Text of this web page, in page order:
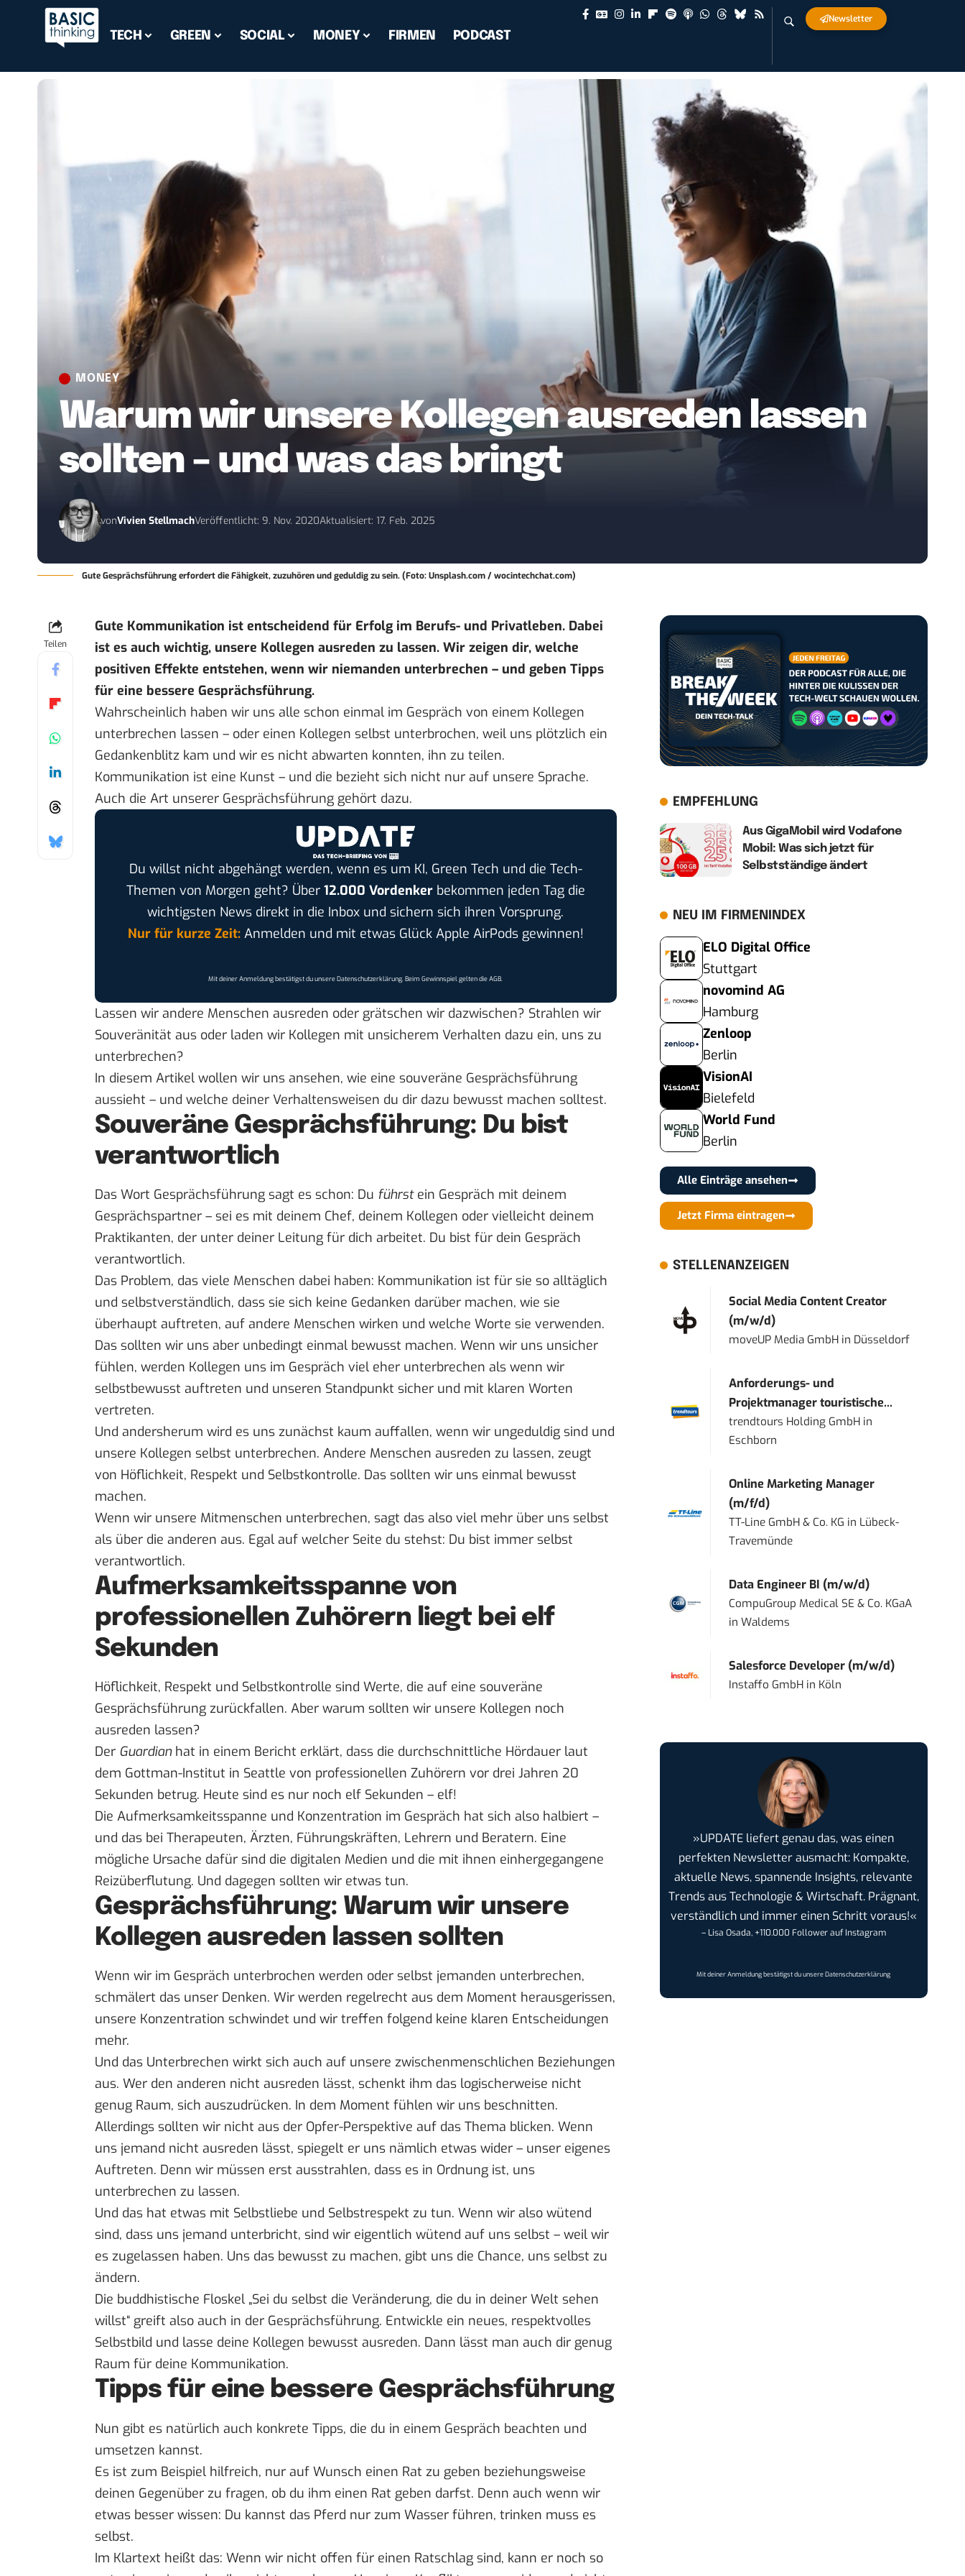
TECH GREEN SOCIAL MONEY FIRMEN PODCAST
Newsletter
MONEY
Warum wir unsere Kollegen ausreden lassen
sollten – und was das bringt
vonVivien StellmachVeröffentlicht: 9. Nov. 2020Aktualisiert: 17. Feb. 2025
Gute Gesprächsführung erfordert die Fähigkeit, zuzuhören und geduldig zu sein. (Foto: Unsplash.com / wocintechchat.com)
Teilen
Gute Kommunikation ist entscheidend für Erfolg im Berufs- und Privatleben. Dabei
ist es auch wichtig, unsere Kollegen ausreden zu lassen. Wir zeigen dir, welche
positiven Effekte entstehen, wenn wir niemanden unterbrechen – und geben Tipps
für eine bessere Gesprächsführung.
Wahrscheinlich haben wir uns alle schon einmal im Gespräch von einem Kollegen
unterbrechen lassen – oder einen Kollegen selbst unterbrochen, weil uns plötzlich ein
Gedankenblitz kam und wir es nicht abwarten konnten, ihn zu teilen.
Kommunikation ist eine Kunst – und die bezieht sich nicht nur auf unsere Sprache.
Auch die Art unserer Gesprächsführung gehört dazu.
Du willst nicht abgehängt werden, wenn es um KI, Green Tech und die Tech-
Themen von Morgen geht? Über 12.000 Vordenkerbekommen jeden Tag die
wichtigsten News direkt in die Inbox und sichern sich ihren Vorsprung.
Nur für kurze Zeit:Anmelden und mit etwas Glück Apple AirPods gewinnen!
Mit deiner Anmeldung bestätigst du unsereDatenschutzerklärung. Beim Gewinnspiel gelten dieAGB.
Lassen wir andere Menschen ausreden oder grätschen wir dazwischen? Strahlen wir
Souveränität aus oder laden wir Kollegen mit unsicherem Verhalten dazu ein, uns zu
unterbrechen?
In diesem Artikel wollen wir uns ansehen, wie eine souveräne Gesprächsführung
aussieht – und welche deiner Verhaltensweisen du dir dazu bewusst machen solltest.
Souveräne Gesprächsführung: Du bist
verantwortlich
Das Wort Gesprächsführung sagt es schon: Du führstein Gespräch mit deinem
Gesprächspartner – sei es mit deinem Chef, deinem Kollegen oder vielleicht deinem
Praktikanten, der unter deiner Leitung für dich arbeitet. Du bist für dein Gespräch
verantwortlich.
Das Problem, das viele Menschen dabei haben: Kommunikation ist für sie so alltäglich
und selbstverständlich, dass sie sich keine Gedanken darüber machen, wie sie
überhaupt auftreten, auf andere Menschen wirken und welche Worte sie verwenden.
Das sollten wir uns aber unbedingt einmal bewusst machen. Wenn wir uns unsicher
fühlen, werden Kollegen uns im Gespräch viel eher unterbrechen als wenn wir
selbstbewusst auftreten und unseren Standpunkt sicher und mit klaren Worten
vertreten.
Und andersherum wird es uns zunächst kaum auffallen, wenn wir ungeduldig sind und
unsere Kollegen selbst unterbrechen. Andere Menschen ausreden zu lassen, zeugt
von Höflichkeit, Respekt und Selbstkontrolle. Das sollten wir uns einmal bewusst
machen.
Wenn wir unsere Mitmenschen unterbrechen, sagt das also viel mehr über uns selbst
als über die anderen aus. Egal auf welcher Seite du stehst: Du bist immer selbst
verantwortlich.
Aufmerksamkeitsspanne von
professionellen Zuhörern liegt bei elf
Sekunden
Höflichkeit, Respekt und Selbstkontrolle sind Werte, die auf eine souveräne
Gesprächsführung zurückfallen. Aber warum sollten wir unsere Kollegen noch
ausreden lassen?
Der Guardianhat in einem Bericht erklärt, dass die durchschnittliche Hördauer laut
dem Gottman-Institut in Seattle von professionellen Zuhörern vor drei Jahren 20
Sekunden betrug. Heute sind es nur noch elf Sekunden – elf!
Die Aufmerksamkeitsspanne und Konzentration im Gespräch hat sich also halbiert –
und das bei Therapeuten, Ärzten, Führungskräften, Lehrern und Beratern. Eine
mögliche Ursache dafür sind die digitalen Medien und die mit ihnen einhergegangene
Reizüberflutung. Und dagegen sollten wir etwas tun.
Gesprächsführung: Warum wir unsere
Kollegen ausreden lassen sollten
Wenn wir im Gespräch unterbrochen werden oder selbst jemanden unterbrechen,
schmälert das unser Denken. Wir werden regelrecht aus dem Moment herausgerissen,
unsere Konzentration schwindet und wir treffen folgend keine klaren Entscheidungen
mehr.
Und das Unterbrechen wirkt sich auch auf unsere zwischenmenschlichen Beziehungen
aus. Wer den anderen nicht ausreden lässt, schenkt ihm das logischerweise nicht
genug Raum, sich auszudrücken. In dem Moment fühlen wir uns beschnitten.
Allerdings sollten wir nicht aus der Opfer-Perspektive auf das Thema blicken. Wenn
uns jemand nicht ausreden lässt, spiegelt er uns nämlich etwas wider – unser eigenes
Auftreten. Denn wir müssen erst ausstrahlen, dass es in Ordnung ist, uns
unterbrechen zu lassen.
Und das hat etwas mit Selbstliebe und Selbstrespekt zu tun. Wenn wir also wütend
sind, dass uns jemand unterbricht, sind wir eigentlich wütend auf uns selbst – weil wir
es zugelassen haben. Uns das bewusst zu machen, gibt uns die Chance, uns selbst zu
ändern.
Die buddhistische Floskel „Sei du selbst die Veränderung, die du in deiner Welt sehen
willst“ greift also auch in der Gesprächsführung. Entwickle ein neues, respektvolles
Selbstbild und lasse deine Kollegen bewusst ausreden. Dann lässt man auch dir genug
Raum für deine Kommunikation.
Tipps für eine bessere Gesprächsführung
Nun gibt es natürlich auch konkrete Tipps, die du in einem Gespräch beachten und
umsetzen kannst.
Es ist zum Beispiel hilfreich, nur auf Wunsch einen Rat zu geben beziehungsweise
deinen Gegenüber zu fragen, ob du ihm einen Rat geben darfst. Denn auch wenn wir
etwas besser wissen: Du kannst das Pferd nur zum Wasser führen, trinken muss es
selbst.
Im Klartext heißt das: Wenn wir nicht offen für einen Ratschlag sind, kann er noch so
EMPFEHLUNG
Aus GigaMobil wird Vodafone
Mobil: Was sich jetzt für
Selbstständige ändert
NEU IM FIRMENINDEX
ELO Digital Office
Stuttgart
novomind AG
Hamburg
Zenloop
Berlin
VisionAI
Bielefeld
World Fund
Berlin
Alle Einträge ansehen
Jetzt Firma eintragen
STELLENANZEIGEN
Social Media Content Creator
(m/w/d)
moveUP Media GmbH in Düsseldorf
Anforderungs- und
Projektmanager touristische...
trendtours Holding GmbH in
Eschborn
Online Marketing Manager
(m/f/d)
TT-Line GmbH & Co. KG in Lübeck-
Travemünde
Data Engineer BI (m/w/d)
CompuGroup Medical SE & Co. KGaA
inWaldems
Salesforce Developer (m/w/d)
Instaffo GmbH in Köln
»UPDATE liefert genau das, was einen
perfekten Newsletter ausmacht: Kompakte,
aktuelle News, spannende Insights, relevante
Trends aus Technologie & Wirtschaft. Prägnant,
verständlich und immer einen Schritt voraus!«
– Lisa Osada, +110.000 Follower auf Instagram
Mit deiner Anmeldung bestätigst du unsereDatenschutzerklärung